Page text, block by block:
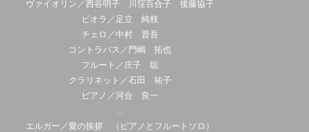
ヴァイオリン／西谷明子 川窪百合子 後藤協子
ビオラ／足立 純枝
チェロ／中村 晋吾
コントラバス／門嶋 拓也
フルート／庄子 聡
クラリネット／石田 祐子
ピアノ／河合 良一
エルガー／愛の挨拶 （ピアノとフルートソロ）